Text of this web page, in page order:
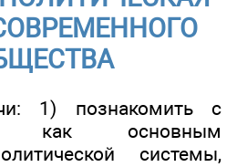
1) познакомить с
как основным
системы,